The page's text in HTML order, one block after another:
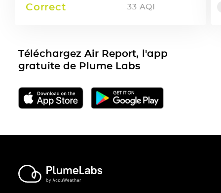
Correct 33 AQI
Téléchargez Air Report, l'app
gratuite de Plume Labs